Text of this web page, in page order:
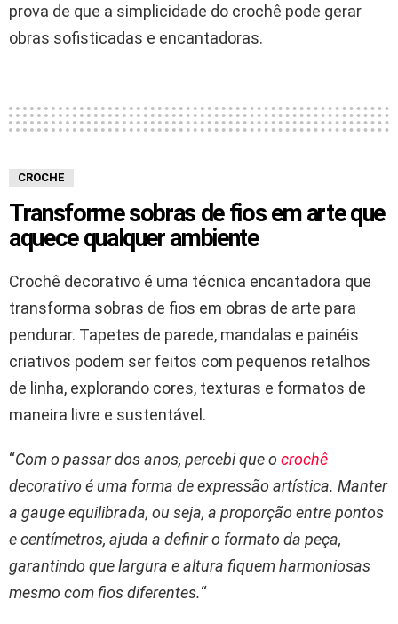
prova de que a simplicidade do crochê pode gerar
obras sofisticadas e encantadoras.
CROCHE
Transforme sobras de fios em arte que
aquece qualquer ambiente
Crochê decorativo é uma técnica encantadora que
transforma sobras de fios em obras de arte para
pendurar. Tapetes de parede, mandalas e painéis
criativos podem ser feitos com pequenos retalhos
de linha, explorando cores, texturas e formatos de
maneira livre e sustentável.
“Com o passar dos anos, percebi que o crochê
decorativo é uma forma de expressão artística. Manter
a gauge equilibrada, ou seja, a proporção entre pontos
e centímetros, ajuda a definir o formato da peça,
garantindo que largura e altura fiquem harmoniosas
mesmo com fios diferentes.“